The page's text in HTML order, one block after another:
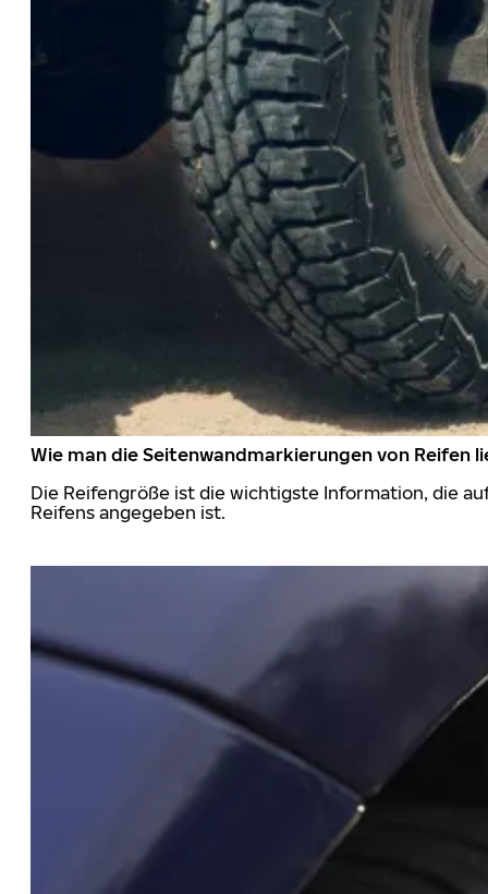
Wie man die Seitenwandmarkierungen von Reifen
Die Reifengröße ist die wichtigste Information, die
Reifens angegeben ist.